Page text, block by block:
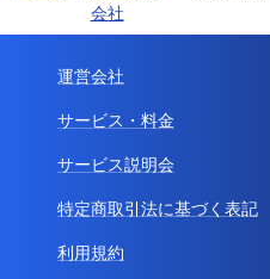
会社
運営会社
サービス・料金
サービス説明会
特定商取引法に基づく表記
利用規約